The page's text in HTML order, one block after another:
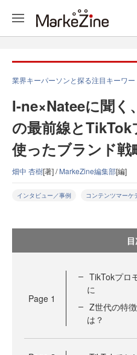
業界キーパーソンと探る注目キーワ
I-ne×Nateeに聞く
の最前線と
使ったブランド戦
畑中 杏樹[著] /MarkeZine編集部[編]
インタビュー／事例 コンテンツマーケ
Page 1
TikTokプロ
に
Z世代の特
は？